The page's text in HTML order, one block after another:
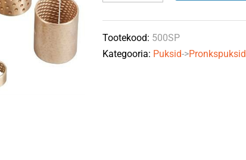
AN
quantity
Tootekood: 500SP
Kategooria: Puksid->Pronkspuksid